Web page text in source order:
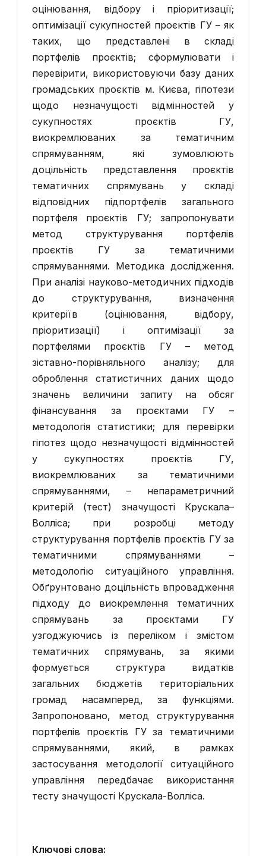
оцінювання, відбору і пріоритизації;
оптимізації сукупностей проєктів ГУ – як
таких, що представлені в складі
портфелів проєктів; сформулювати і
перевірити, використовуючи базу даних
громадських проєктів м. Києва, гіпотези
щодо незначущості відмінностей у
сукупностях проєктів ГУ,
виокремлюваних за тематичним
спрямуванням, які зумовлюють
доцільність представлення проєктів
тематичних спрямувань у складі
відповідних підпортфелів загального
портфеля проєктів ГУ; запропонувати
метод структурування портфелів
проєктів ГУ за тематичними
спрямуваннями. Методика дослідження.
При аналізі науково-методичних підходів
до структурування, визначення
критеріїв (оцінювання, відбору,
пріоритизації) і оптимізації за
портфелями проєктів ГУ – метод
зіставно-порівняльного аналізу; для
оброблення статистичних даних щодо
значень величини запиту на обсяг
фінансування за проєктами ГУ –
методологія статистики; для перевірки
гіпотез щодо незначущості відмінностей
у сукупностях проєктів ГУ,
виокремлюваних за тематичними
спрямуваннями, – непараметричний
критерій (тест) значущості Крускала–
Волліса; при розробці методу
структурування портфелів проєктів ГУ за
тематичними спрямуваннями –
методологію ситуаційного управління.
Обґрунтовано доцільність впровадження
підходу до виокремлення тематичних
спрямувань за проєктами ГУ
узгоджуючись із переліком і змістом
тематичних спрямувань, за якими
формується структура видатків
загальних бюджетів територіальних
громад насамперед, за функціями.
Запропоновано, метод структурування
портфелів проєктів ГУ за тематичними
спрямуваннями, який, в рамках
застосування методології ситуаційного
управління передбачає використання
тесту значущості Крускала-Волліса.
Ключові слова: